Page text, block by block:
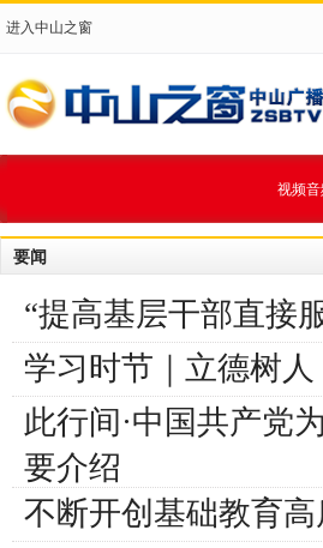
进入中山之窗
视频
要闻
“提高基层干部直接
学习时节｜立德树
此行间·中国共产党
要介绍
不断开创基础教育